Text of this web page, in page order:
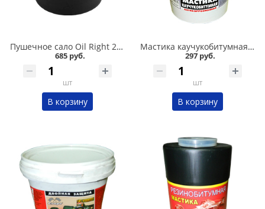
Пушечное сало Oil Right 2 кг в Омске
685 руб.
шт
В корзину
Мастика каучукобитумная СТАРТ 1л в Омске
297 руб.
шт
В корзину